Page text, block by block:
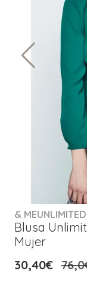
& MEUNLIMITED
Blusa
Mujer
30,40€